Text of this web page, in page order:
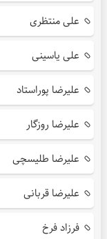
علی منتظری
علی یاسینی
علیرضا پوراستاد
علیرضا روزگار
علیرضا طلیسچی
علیرضا قربانی
فرزاد فرخ